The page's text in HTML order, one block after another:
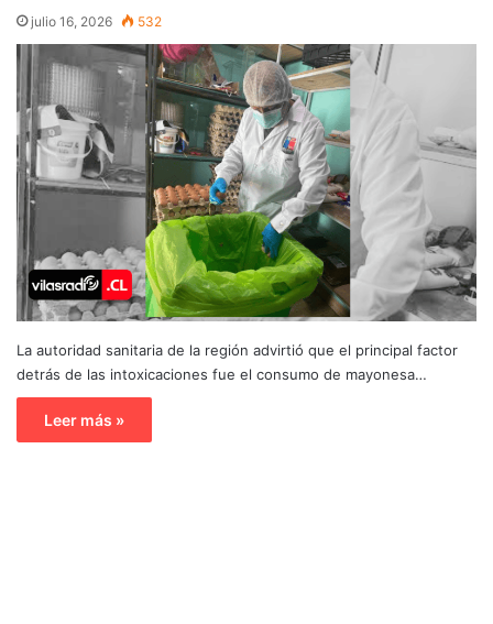
julio 16, 2026 532
La autoridad sanitaria de la región advirtió que el principal factor
detrás de las intoxicaciones fue el consumo de mayonesa…
Leer más »